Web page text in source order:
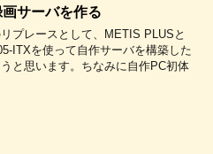
サーバを作る
プレースとして、METIS PLUSと
ITXを使って自作サーバを構築した
と思います。ちなみに自作PC初体